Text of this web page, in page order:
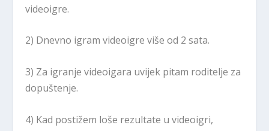
videoigre.
2) Dnevno igram videoigre više od 2 sata.
3) Za igranje videoigara uvijek pitam roditelje za
dopuštenje.
4) Kad postižem loše rezultate u videoigri,